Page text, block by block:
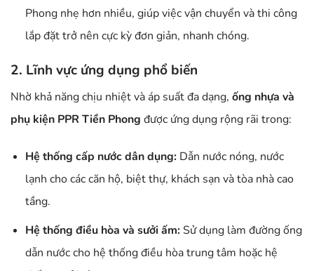
Phong nhẹ hơn nhiều, giúp việc vận chuyển và thi công
lắp đặt trở nên cực kỳ đơn giản, nhanh chóng.
2. Lĩnh vực ứng dụng phổ biến
Nhờ khả năng chịu nhiệt và áp suất đa dạng, ống nhựa và
phụ kiện PPR Tiền Phong được ứng dụng rộng rãi trong:
Hệ thống cấp nước dân dụng:Dẫn nước nóng, nước
lạnh cho các căn hộ, biệt thự, khách sạn và tòa nhà cao
tầng.
Hệ thống điều hòa và sưởi ấm:Sử dụng làm đường ống
dẫn nước cho hệ thống điều hòa trung tâm hoặc hệ